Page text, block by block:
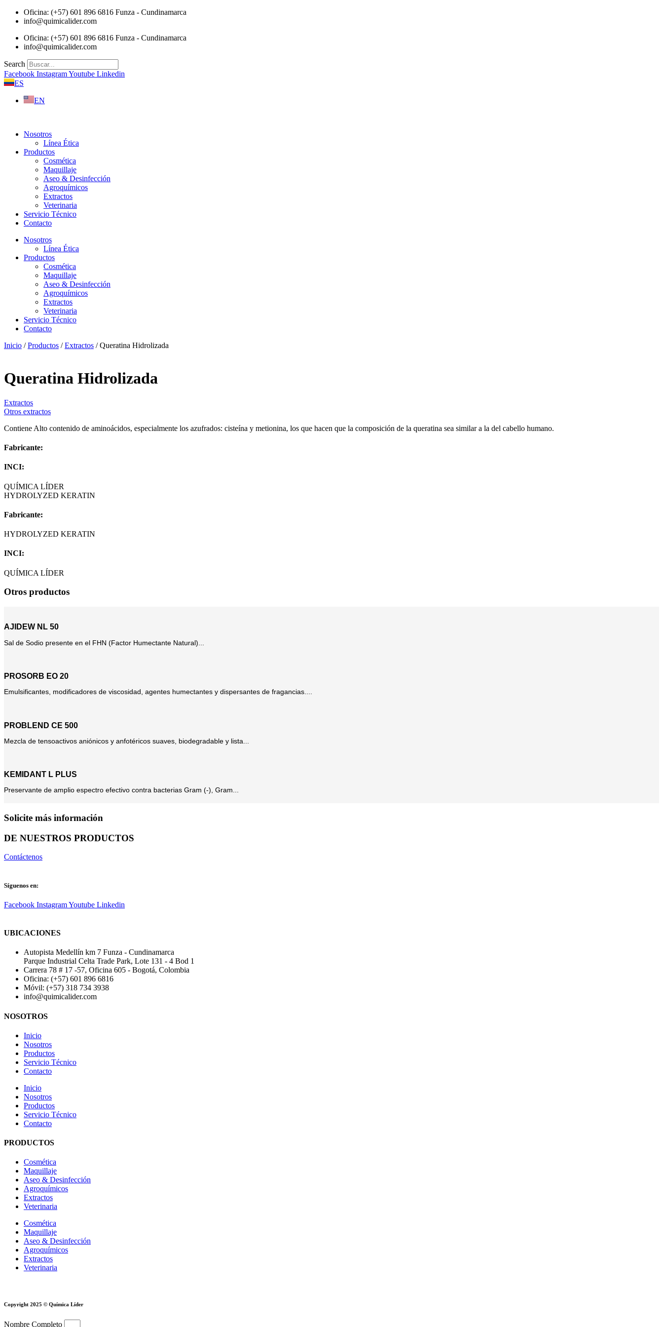
Saltar
Oficina: (+57) 601 896 6816 Funza - Cundinamarca
info@quimicalider.com
Oficina: (+57) 601 896 6816 Funza - Cundinamarca
info@quimicalider.com
Search
Facebook InstagramYoutube Linkedin
ES
EN
Nosotros
Línea Ética
Productos
Cosmética
Maquillaje
Aseo & Desinfección
Agroquímicos
Extractos
Veterinaria
Servicio Técnico
Contacto
Nosotros
Línea Ética
Productos
Cosmética
Maquillaje
Aseo & Desinfección
Agroquímicos
Extractos
Veterinaria
Servicio Técnico
Contacto
Inicio /Productos /Extractos / Queratina Hidrolizada
Queratina Hidrolizada
Extractos
Otros extractos
Contiene Alto contenido de aminoácidos, especialmente los azufrados: cisteína y metionina, los que hacen que la composición de la queratina sea similar a la del cabello humano.
Fabricante:
INCI:
QUÍMICA LÍDER
HYDROLYZED KERATIN
Fabricante:
HYDROLYZED KERATIN
INCI:
QUÍMICA LÍDER
Otros productos
AJIDEW NL 50
Sal de Sodio presente en el FHN (Factor Humectante Natural)...
PROSORB EO 20
Emulsificantes, modificadores de viscosidad, agentes humectantes y dispersantes de fragancias....
PROBLEND CE 500
Mezcla de tensoactivos aniónicos y anfotéricos suaves, biodegradable y lista...
KEMIDANT L PLUS
Preservante de amplio espectro efectivo contra bacterias Gram (-), Gram...
Solicite más información
DE NUESTROS PRODUCTOS
Contáctenos
Síguenos en:
Facebook InstagramYoutube Linkedin
UBICACIONES
Autopista Medellín km 7 Funza - Cundinamarca
Parque Industrial Celta Trade Park, Lote 131 - 4 Bod 1
Carrera 78 # 17 -57, Oficina 605 - Bogotá, Colombia
Oficina: (+57) 601 896 6816
Móvil: (+57) 318 734 3938
info@quimicalider.com
NOSOTROS
Inicio
Nosotros
Productos
Servicio Técnico
Contacto
Inicio
Nosotros
Productos
Servicio Técnico
Contacto
PRODUCTOS
Cosmética
Maquillaje
Aseo & Desinfección
Agroquímicos
Extractos
Veterinaria
Cosmética
Maquillaje
Aseo & Desinfección
Agroquímicos
Extractos
Veterinaria
Copyright 2025 © Química Líder
Nombre Completo